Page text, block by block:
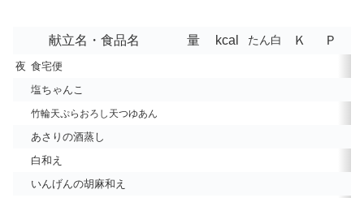
献立名・食品名 量 kcal たん白 Ｋ Ｐ
夜 食宅便
塩ちゃんこ
竹輪天ぷらおろし天つゆあん
あさりの酒蒸し
白和え
いんげんの胡麻和え